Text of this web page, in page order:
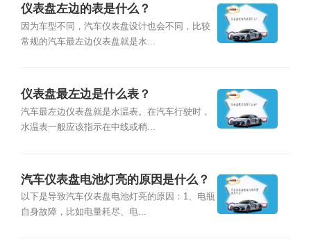
仪表盘左边的表是什么？
因为车型不同，汽车仪表盘设计也会不同，比较
常规的汽车最左边仪表盘就是水...
仪表盘最左边是什么表？
汽车最左边仪表盘就是水温表。在汽车行驶时，
水温表一般应该指示在中线或稍...
汽车仪表盘电池灯亮的原因是什么？
以下是导致汽车仪表盘电池灯亮的原因：1、电瓶
自身故障，比如电量耗尽、电...